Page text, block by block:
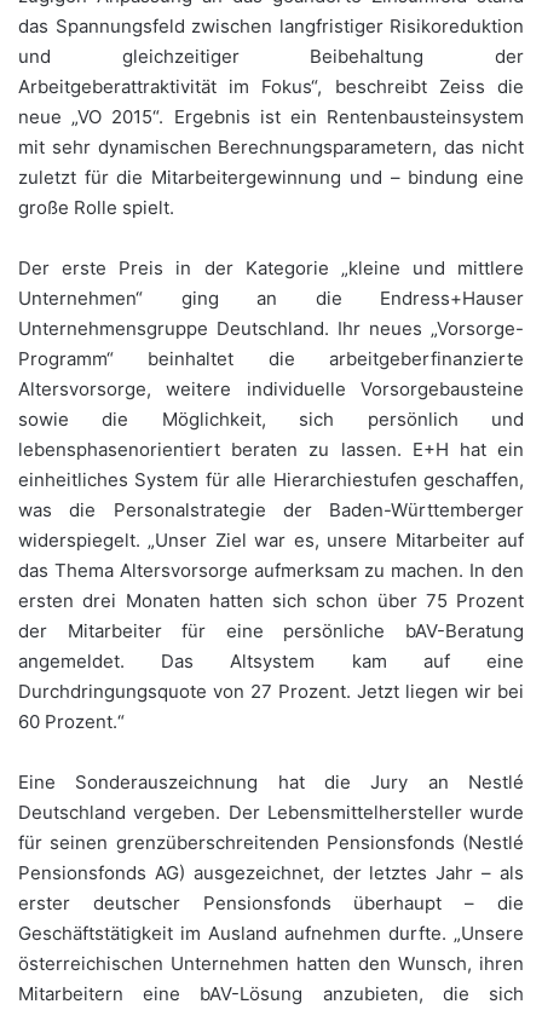
das Spannungsfeld zwischen langfristiger Risikoreduktion
und gleichzeitiger Beibehaltung der
Arbeitgeberattraktivität im Fokus“, beschreibt Zeiss die
neue „VO 2015“. Ergebnis ist ein Rentenbausteinsystem
mit sehr dynamischen Berechnungsparametern, das nicht
zuletzt für die Mitarbeitergewinnung und – bindung eine
große Rolle spielt.
Der erste Preis in der Kategorie „kleine und mittlere
Unternehmen“ ging an die Endress+Hauser
Unternehmensgruppe Deutschland. Ihr neues „Vorsorge-
Programm“ beinhaltet die arbeitgeberfinanzierte
Altersvorsorge, weitere individuelle Vorsorgebausteine
sowie die Möglichkeit, sich persönlich und
lebensphasenorientiert beraten zu lassen. E+H hat ein
einheitliches System für alle Hierarchiestufen geschaffen,
was die Personalstrategie der Baden-Württemberger
widerspiegelt. „Unser Ziel war es, unsere Mitarbeiter auf
das Thema Altersvorsorge aufmerksam zu machen. In den
ersten drei Monaten hatten sich schon über 75 Prozent
der Mitarbeiter für eine persönliche bAV-Beratung
angemeldet. Das Altsystem kam auf eine
Durchdringungsquote von 27 Prozent. Jetzt liegen wir bei
60 Prozent.“
Eine Sonderauszeichnung hat die Jury an Nestlé
Deutschland vergeben. Der Lebensmittelhersteller wurde
für seinen grenzüberschreitenden Pensionsfonds (Nestlé
Pensionsfonds AG) ausgezeichnet, der letztes Jahr – als
erster deutscher Pensionsfonds überhaupt – die
Geschäftstätigkeit im Ausland aufnehmen durfte. „Unsere
österreichischen Unternehmen hatten den Wunsch, ihren
Mitarbeitern eine bAV-Lösung anzubieten, die sich